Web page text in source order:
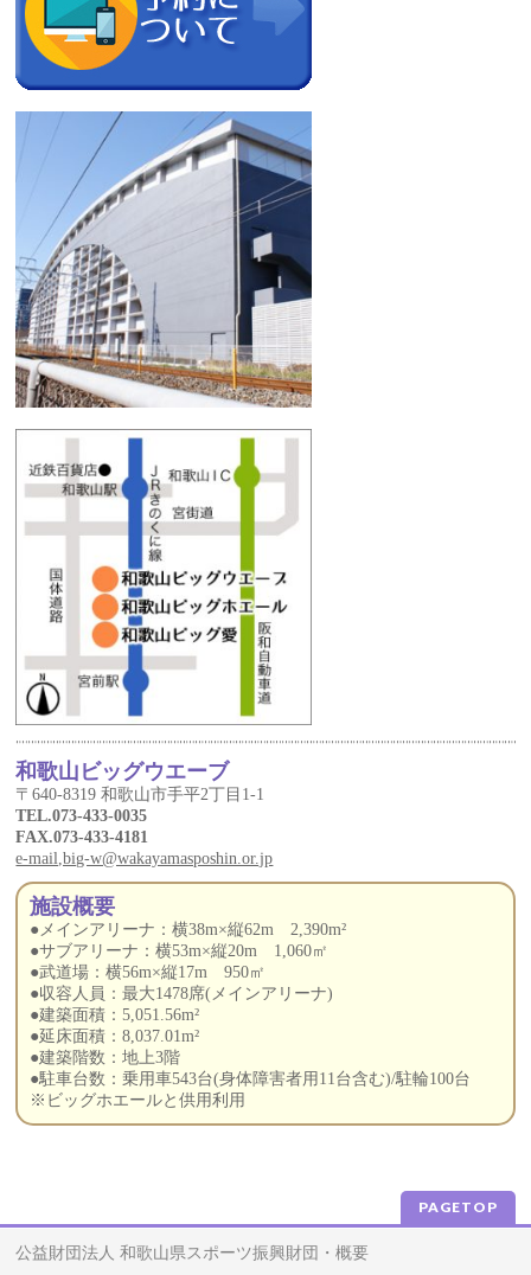
和歌山ビッグウエーブ
〒640-8319 和歌山市手平2丁目1-1
TEL.073-433-0035
FAX.073-433-4181
e-mail,big-w@wakayamasposhin.or.jp
施設概要
●メインアリーナ：横38m×縦62m 2,390m²
●サブアリーナ：横53m×縦20m 1,060㎡
●武道場：横56m×縦17m 950㎡
●収容人員：最大1478席(メインアリーナ)
●建築面積：5,051.56m²
●延床面積：8,037.01m²
●建築階数：地上3階
●駐車台数：乗用車543台(身体障害者用11台含む)/駐輪100台
※ビッグホエールと供用利用
PAGETOP
公益財団法人 和歌山県スポーツ振興財団・概要